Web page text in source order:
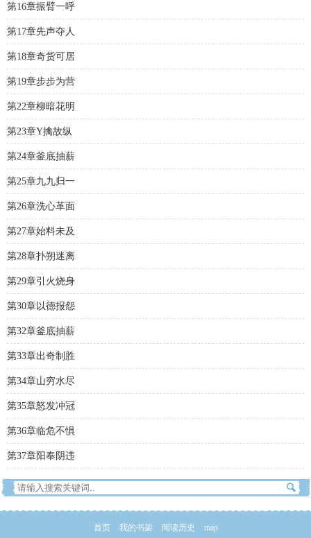
第16章振臂一呼
第17章先声夺人
第18章奇货可居
第19章步步为营
第22章柳暗花明
第23章Y擒故纵
第24章釜底抽薪
第25章九九归一
第26章洗心革面
第27章始料未及
第28章扑朔迷离
第29章引火烧身
第30章以德报怨
第32章釜底抽薪
第33章出奇制胜
第34章山穷水尽
第35章怒发冲冠
第36章临危不惧
第37章阳奉阴违
首页 我的书架 阅读历史 map